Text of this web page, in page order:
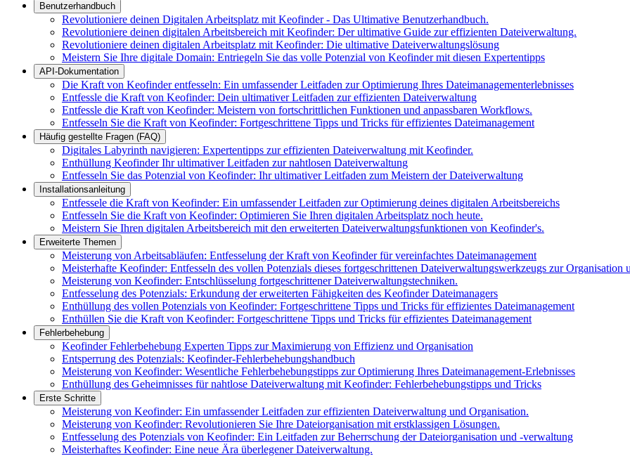
Benutzerhandbuch
Revolutioniere deinen Digitalen Arbeitsplatz mit Keofinder - Das Ultimative Benutzerhandbuch.
Revolutioniere deinen digitalen Arbeitsbereich mit Keofinder: Der ultimative Guide zur effizienten Dateiverwaltung.
Revolutioniere deinen digitalen Arbeitsplatz mit Keofinder: Die ultimative Dateiverwaltungslösung
Meistern Sie Ihre digitale Domain: Entriegeln Sie das volle Potenzial von Keofinder mit diesen Expertentipps
API-Dokumentation
Die Kraft von Keofinder entfesseln: Ein umfassender Leitfaden zur Optimierung Ihres Dateimanagementerlebnisses
Entfessle die Kraft von Keofinder: Dein ultimativer Leitfaden zur effizienten Dateiverwaltung
Entfessle die Kraft von Keofinder: Meistern von fortschrittlichen Funktionen und anpassbaren Workflows.
Entfesseln Sie die Kraft von Keofinder: Fortgeschrittene Tipps und Tricks für effizientes Dateimanagement
Häufig gestellte Fragen (FAQ)
Digitales Labyrinth navigieren: Expertentipps zur effizienten Dateiverwaltung mit Keofinder.
Enthüllung Keofinder Ihr ultimativer Leitfaden zur nahtlosen Dateiverwaltung
Entfesseln Sie das Potenzial von Keofinder: Ihr ultimativer Leitfaden zum Meistern der Dateiverwaltung
Installationsanleitung
Entfessele die Kraft von Keofinder: Ein umfassender Leitfaden zur Optimierung deines digitalen Arbeitsbereichs
Entfesseln Sie die Kraft von Keofinder: Optimieren Sie Ihren digitalen Arbeitsplatz noch heute.
Meistern Sie Ihren digitalen Arbeitsbereich mit den erweiterten Dateiverwaltungsfunktionen von Keofinder's.
Erweiterte Themen
Meisterung von Arbeitsabläufen: Entfesselung der Kraft von Keofinder für vereinfachtes Dateimanagement
Meisterhafte Keofinder: Entfesseln des vollen Potenzials dieses fortgeschrittenen Dateiverwaltungswerkzeugs zur
Meisterung von Keofinder: Entschlüsselung fortgeschrittener Dateiverwaltungstechniken.
Entfesselung des Potenzials: Erkundung der erweiterten Fähigkeiten des Keofinder Dateimanagers
Enthüllung des vollen Potenzials von Keofinder: Fortgeschrittene Tipps und Tricks für effizientes Dateimanagement
Enthüllen Sie die Kraft von Keofinder: Fortgeschrittene Tipps und Tricks für effizientes Dateimanagement
Fehlerbehebung
Keofinder Fehlerbehebung Experten Tipps zur Maximierung von Effizienz und Organisation
Entsperrung des Potenzials: Keofinder-Fehlerbehebungshandbuch
Meisterung von Keofinder: Wesentliche Fehlerbehebungstipps zur Optimierung Ihres Dateimanagement-Erlebnisses
Enthüllung des Geheimnisses für nahtlose Dateiverwaltung mit Keofinder: Fehlerbehebungstipps und Tricks
Erste Schritte
Meisterung von Keofinder: Ein umfassender Leitfaden zur effizienten Dateiverwaltung und Organisation.
Meisterung von Keofinder: Revolutionieren Sie Ihre Dateiorganisation mit erstklassigen Lösungen.
Entfesselung des Potenzials von Keofinder: Ein Leitfaden zur Beherrschung der Dateiorganisation und -verwaltung
Meisterhaftes Keofinder: Eine neue Ära überlegener Dateiverwaltung.